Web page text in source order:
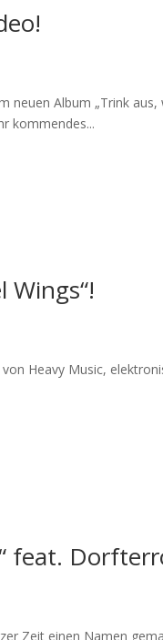
Album „Trink aus,
kommendes...
Heavy Music,
feat.
Zeit einen Namen